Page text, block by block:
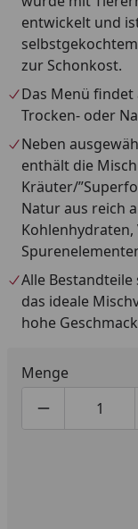
entwickelt und
zur Schonkost.
Das Menü findet
Trocken- oder
Neben
enthält die
Kräuter/
Natur aus reich
Alle
das ideale
hohe
Menge